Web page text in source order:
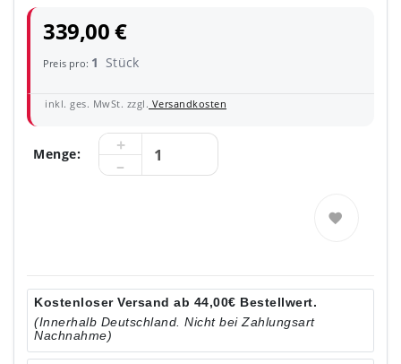
339,00 €
Preis pro: 1 Stück
inkl. ges. MwSt. zzgl. Versandkosten
Menge:
Kostenloser Versand ab 44,00€ Bestellwert.
(Innerhalb Deutschland. Nicht bei Zahlungsart
Nachnahme)